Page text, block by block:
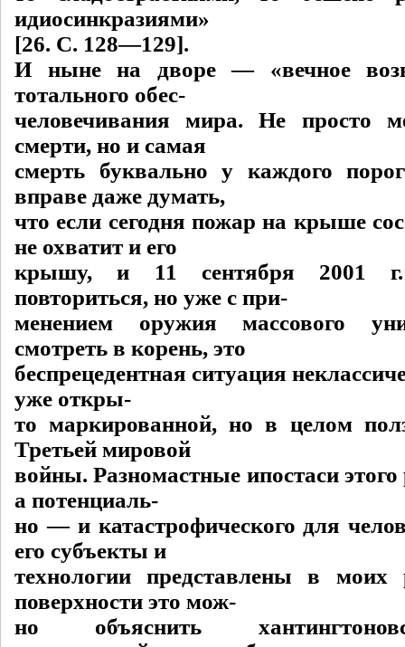
идиосинкразиями»
[26. С. 128—129].
И ныне на дворе — «вечное
тотального обес-
человечивания мира. Не просто
смерти, но и самая
смерть буквально у каждого
вправе даже думать,
что если сегодня пожар на крыше
не охватит и его
крышу, и 11 сентября 2001
повториться, но уже с при-
менением оружия массового
смотреть в корень, это
беспрецедентная ситуация
уже откры-
то маркированной, но в целом
Третьей мировой
войны. Разномастные ипостаси
а потенциаль-
но — и катастрофического для
его субъекты и
технологии представлены в
поверхности это мож-
но объяснить